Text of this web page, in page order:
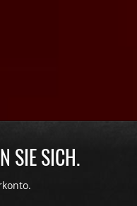
SIE SICH.